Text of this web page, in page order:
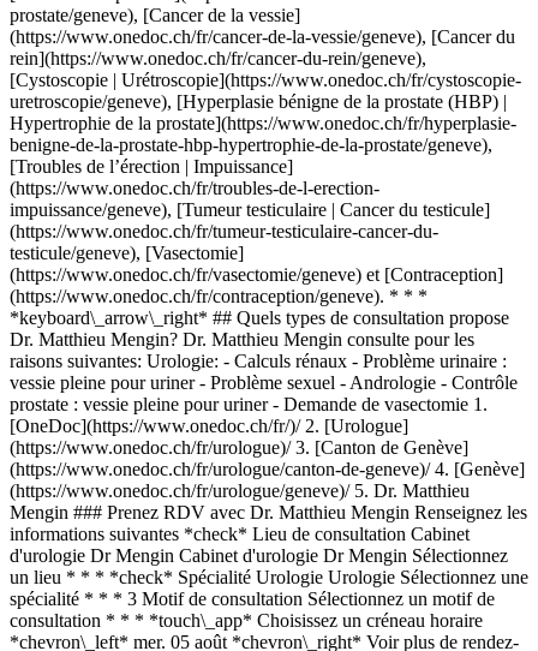
prostate/geneve), [Cancer de la vessie]
(https://www.onedoc.ch/fr/cancer-de-la-vessie/geneve), [Cancer du
rein](https://www.onedoc.ch/fr/cancer-du-rein/geneve),
[Cystoscopie | Urétroscopie](https://www.onedoc.ch/fr/cystoscopie-
uretroscopie/geneve), [Hyperplasie bénigne de la prostate (HBP) |
Hypertrophie de la prostate](https://www.onedoc.ch/fr/hyperplasie-
benigne-de-la-prostate-hbp-hypertrophie-de-la-prostate/geneve),
[Troubles de l’érection | Impuissance]
(https://www.onedoc.ch/fr/troubles-de-l-erection-
impuissance/geneve), [Tumeur testiculaire | Cancer du testicule]
(https://www.onedoc.ch/fr/tumeur-testiculaire-cancer-du-
testicule/geneve), [Vasectomie]
(https://www.onedoc.ch/fr/vasectomie/geneve) et [Contraception]
(https://www.onedoc.ch/fr/contraception/geneve). * * *
*keyboard\_arrow\_right* ## Quels types de consultation propose
Dr. Matthieu Mengin? Dr. Matthieu Mengin consulte pour les
raisons suivantes: Urologie: - Calculs rénaux - Problème urinaire :
vessie pleine pour uriner - Problème sexuel - Andrologie - Contrôle
prostate : vessie pleine pour uriner - Demande de vasectomie 1. [OneDoc](https://www.onedoc.ch/fr/)/ 2. [Urologue](https://www.onedoc.ch/fr/urologue)/ 3. [Canton de Genève](https://www.onedoc.ch/fr/urologue/canton-de-geneve)/ 4. [Genève](https://www.onedoc.ch/fr/urologue/geneve)/ 5. Dr. Matthieu Mengin ### Prenez RDV avec Dr. Matthieu Mengin Renseignez les informations suivantes *check* Lieu de consultation Cabinet d'urologie Dr Mengin Cabinet d'urologie Dr Mengin Sélectionnez un lieu * * * *check* Spécialité Urologie Urologie Sélectionnez une spécialité * * * 3 Motif de consultation Sélectionnez un motif de consultation * * * *touch\_app* Choisissez un créneau horaire *chevron\_left* mer. 05 août *chevron\_right* Voir plus de rendez-vous Créneau horaire Prendre rendez-vous ### Téléchargez l'app OneDoc Prenez rendez-vous en ligne chez un médecin, un dentiste ou un thérapeute proche de vous en Suisse. L'application OneDoc vous permet de gérer tous vos rendez-vous médicaux depuis votre natel, n'importe où et n'importe quand. ![Code QR redirigeant vers l’App Store ou Google Play pour télécharger l’app OneDoc Patients](https://www.onedoc.ch/assets/images/download-app-qr.jpeg) Scannez le QR code pour télécharger l’application [![Téléchargez notre application sur l'App Store!](https://www.onedoc.ch/assets/images/app-store-badge-fr.svg)](https://apps.apple.com/ch/app/onedoc/id1592376413?l=fr)[![Téléchargez notre application sur le Google Play Store!](https://www.onedoc.ch/assets/images/google-play-badge-fr.png)](https://play.google.com/store/apps/details?id=ch.onedoc.patient&hl=fr-CH) *keyboard\_arrow\_right* ## Spécialités associées [Urologue à Genève](https://www.onedoc.ch/fr/urologue/geneve)[Urologue à Morges](https://www.onedoc.ch/fr/urologue/morges)[Urologue à Carouge](https://www.onedoc.ch/fr/urologue/carouge)[Urologue à Genolier](https://www.onedoc.ch/fr/urologue/genolier) *keyboard\_arrow\_right* ## Expertises associées [Biopsie prostatique à Genève](https://www.onedoc.ch/fr/biopsie-prostatique/geneve)[Biopsie prostatique à Carouge](https://www.onedoc.ch/fr/biopsie-prostatique/carouge)[Biopsie prostatique à Genolier](https://www.onedoc.ch/fr/biopsie-prostatique/genolier)[Biopsie testiculaire à Genève](https://www.onedoc.ch/fr/biopsie-testiculaire/geneve)[Biopsie testiculaire à Carouge](https://www.onedoc.ch/fr/biopsie-testiculaire/carouge)[Biopsie testiculaire à Genolier](https://www.onedoc.ch/fr/biopsie-testiculaire/genolier)[Calculs rénaux à Genève](https://www.onedoc.ch/fr/calculs-renaux/geneve)[Calculs rénaux à Carouge](https://www.onedoc.ch/fr/calculs-renaux/carouge)[Calculs rénaux à Vernier](https://www.onedoc.ch/fr/calculs-renaux/vernier)[Calculs rénaux à Genolier](https://www.onedoc.ch/fr/calculs-renaux/genolier) *keyboard\_arrow\_right* ## Recherches fréquentes [Physiothérapeute à Genève](https://www.onedoc.ch/fr/physiotherapeute/geneve)[Psychologue à Genève](https://www.onedoc.ch/fr/psychologue/geneve)[Médecin généraliste à Genève](https://www.onedoc.ch/fr/medecin-generaliste/geneve)[Thérapeute en drainage lymphatique à Genève](https://www.onedoc.ch/fr/therapeute-en-drainage-lymphatique/geneve)[Masseur classique à Genève](https://www.onedoc.ch/fr/masseur-classique/geneve)[Spécialiste en médecine interne générale à Genève](https://www.onedoc.ch/fr/specialiste-en-medecine-interne-generale/geneve)[Réflexologue à Genève](https://www.onedoc.ch/fr/reflexologue/geneve)[Médecin-dentiste à Genève](https://www.onedoc.ch/fr/medecin-dentiste/geneve)[Acupuncteur à Genève](https://www.onedoc.ch/fr/acupuncteur/geneve)[Spécialiste en Médecine Traditionnelle Chinoise (MTC) à Genève](https://www.onedoc.ch/fr/specialiste-en-medecine-traditionnelle-chinoise-mtc/geneve)[Physiothérapeute du sport à Genève](https://www.onedoc.ch/fr/physiotherapeute-du-sport/geneve)[Psychothérapeute à Genève](https://www.onedoc.ch/fr/psychotherapeute/geneve)[Masseur thérapeutique à Genève](https://www.onedoc.ch/fr/masseur-therapeutique/geneve)[Gynécologue obstétricien à Genève](https://www.onedoc.ch/fr/gynecologue-obstetricien/geneve)[Ostéopathe à Genève](https://www.onedoc.ch/fr/osteopathe/geneve)[Thérapeute en nutrition MCO à Genève](https://www.onedoc.ch/fr/therapeute-en-nutrition-mco/geneve)[Ophtalmologue à Genève](https://www.onedoc.ch/fr/ophtalmologue/geneve)[Pédiatre à Genève](https://www.onedoc.ch/fr/pediatre/geneve)[Thérapeute en nutrition à Genève](https://www.onedoc.ch/fr/therapeute-en-nutrition/geneve)[Thérapeute en hypnose à Genève](https://www.onedoc.ch/fr/therapeute-en-hypnose/geneve)[Spécialiste en médecine esthétique à Genève](https://www.onedoc.ch/fr/specialiste-en-medecine-esthetique/geneve) *keyboard\_arrow\_right* ## Annuaire des professionnels de santé suisses [Liste des praticiens](https://www.onedoc.ch/fr/annuaire) [A](https://www.onedoc.ch/fr/annuaire/A) [B](https://www.onedoc.ch/fr/annuaire/B) [C](https://www.onedoc.ch/fr/annuaire/C) [D](https://www.onedoc.ch/fr/annuaire/D) [E](https://www.onedoc.ch/fr/annuaire/E) [F](https://www.onedoc.ch/fr/annuaire/F) [G](https://www.onedoc.ch/fr/annuaire/G) [H](https://www.onedoc.ch/fr/annuaire/H) [I](https://www.onedoc.ch/fr/annuaire/I) [J](https://www.onedoc.ch/fr/annuaire/J) [K](https://www.onedoc.ch/fr/annuaire/K) [L](https://www.onedoc.ch/fr/annuaire/L) [M](https://www.onedoc.ch/fr/annuaire/M) [N](https://www.onedoc.ch/fr/annuaire/N) [O](https://www.onedoc.ch/fr/annuaire/O) [P](https://www.onedoc.ch/fr/annuaire/P) [Q](https://www.onedoc.ch/fr/annuaire/Q) [R](https://www.onedoc.ch/fr/annuaire/R) [S](https://www.onedoc.ch/fr/annuaire/S) [T](https://www.onedoc.ch/fr/annuaire/T) [U](https://www.onedoc.ch/fr/annuaire/U) [V](https://www.onedoc.ch/fr/annuaire/V) [W](https://www.onedoc.ch/fr/annuaire/W) [X](https://www.onedoc.ch/fr/annuaire/X) [Y](https://www.onedoc.ch/fr/annuaire/Y) [Z](https://www.onedoc.ch/fr/annuaire/Z) ## OneDoc [Pour les professionnels de santé](https://info.onedoc.ch/fr/) [À propos de nous](https://info.onedoc.ch/fr/raison-d-etre/) [Presse](https://info.onedoc.ch/fr/presse/) [Carrières](https://career.onedoc.ch/fr) [Centre de confidentialité](https://privacy.onedoc.ch/fr/) [Gestion des cookies](javascript:Didomi.preferences.show%28%29) [Centre d'aide](https://help.onedoc.ch/fr/) ## Langues [Deutsch](https://www.onedoc.ch/de/urologe/genf/pcjva/dr-matthieu-mengin) [Français](https://www.onedoc.ch/fr/urologue/geneve/pcjva/dr-matthieu-mengin) [Italiano](https://www.onedoc.ch/it/urologo/ginevra/pcjva/dr-matthieu-mengin) [English](https://www.onedoc.ch/en/urologist/geneva/pcjva/dr-matthieu-mengin) ## Spécialités associées [Urologue à Genève](https://www.onedoc.ch/fr/urologue/geneve) [Urologue à Morges](https://www.onedoc.ch/fr/urologue/morges) [Urologue à Carouge](https://www.onedoc.ch/fr/urologue/carouge) [Urologue à Genolier](https://www.onedoc.ch/fr/urologue/genolier) ## Expertises associées [Biopsie prostatique à Genève](https://www.onedoc.ch/fr/biopsie-prostatique/geneve) [Biopsie prostatique à Carouge](https://www.onedoc.ch/fr/biopsie-prostatique/carouge) [Biopsie prostatique à Genolier](https://www.onedoc.ch/fr/biopsie-prostatique/genolier) [Biopsie testiculaire à Genève](https://www.onedoc.ch/fr/biopsie-testiculaire/geneve) [Biopsie testiculaire à Carouge](https://www.onedoc.ch/fr/biopsie-testiculaire/carouge) [Biopsie testiculaire à Genolier](https://www.onedoc.ch/fr/biopsie-testiculaire/genolier) [Calculs rénaux à Genève](https://www.onedoc.ch/fr/calculs-renaux/geneve) [Calculs rénaux à Carouge](https://www.onedoc.ch/fr/calculs-renaux/carouge) [Calculs rénaux à Vernier](https://www.onedoc.ch/fr/calculs-renaux/vernier) [Calculs rénaux à Genolier](https://www.onedoc.ch/fr/calculs-renaux/genolier) ## Recherches fréquentes [Physiothérapeute à Genève](https://www.onedoc.ch/fr/physiotherapeute/geneve) [Psychologue à Genève](https://www.onedoc.ch/fr/psychologue/geneve) [Médecin généraliste à Genève](https://www.onedoc.ch/fr/medecin-generaliste/geneve) [Thérapeute en drainage lymphatique à Genève](https://www.onedoc.ch/fr/therapeute-en-drainage-lymphatique/geneve) [Massage classique à Genève](https://www.onedoc.ch/fr/masseur-classique/geneve) [Spécialiste en médecine interne générale à Genève](https://www.onedoc.ch/fr/specialiste-en-medecine-interne-generale/geneve) [Réflexologue à Genève](https://www.onedoc.ch/fr/reflexologue/geneve) [Médecin-dentiste à Genève](https://www.onedoc.ch/fr/medecin-dentiste/geneve) [Acupuncture à Genève](https://www.onedoc.ch/fr/acupuncteur/geneve) [Spécialiste en Médecine Traditionnelle Chinoise (MTC) à Genève](https://www.onedoc.ch/fr/specialiste-en-medecine-traditionnelle-chinoise-mtc/geneve) [Physiothérapeute du sport à Genève](https://www.onedoc.ch/fr/physiotherapeute-du-sport/geneve) [Psychothérapeute à Genève](https://www.onedoc.ch/fr/psychotherapeute/geneve) [Massage thérapeutique à Genève](https://www.onedoc.ch/fr/masseur-therapeutique/geneve) [Gynécologue obstétricien à Genève](https://www.onedoc.ch/fr/gynecologue-obstetricien/geneve) [Ostéopathe à Genève](https://www.onedoc.ch/fr/osteopathe/geneve) [Thérapeute en nutrition MCO à Genève](https://www.onedoc.ch/fr/therapeute-en-nutrition-mco/geneve) [Ophtalmologue à Genève](https://www.onedoc.ch/fr/ophtalmologue/geneve) [Pédiatre à Genève](https://www.onedoc.ch/fr/pediatre/geneve) [Thérapeute en nutrition à Genève](https://www.onedoc.ch/fr/therapeute-en-nutrition/geneve) [Thérapeute en hypnose à Genève](https://www.onedoc.ch/fr/therapeute-en-hypnose/geneve) [Spécialiste en médecine esthétique à Genève](https://www.onedoc.ch/fr/specialiste-en-medecine-esthetique/geneve) [![Icône Facebook](https://www.onedoc.ch/assets/images/icons/facebook.svg)](https://facebook.com/onedoc.ch/)[![Icône LinkedIn](https://www.onedoc.ch/assets/images/icons/linkedin.svg)](https://linkedin.com/company/onedoc.ch/)[![Icône Instagram](https://www.onedoc.ch/assets/images/icons/instagram.svg)](https://www.instagram.com/onedoc.ch/)[![Icône